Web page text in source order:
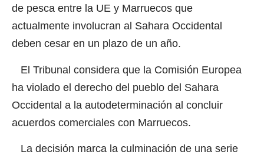
de pesca entre la UE y Marruecos que
actualmente involucran al Sahara Occidental
deben cesar en un plazo de un año.
El Tribunal considera que la Comisión Europea
ha violado el derecho del pueblo del Sahara
Occidental a la autodeterminación al concluir
acuerdos comerciales con Marruecos.
La decisión marca la culminación de una serie